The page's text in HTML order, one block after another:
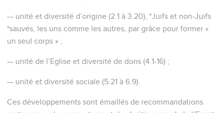
— unité et diversité d’origine (2.1 à 3.20), *Juifs et non-Juifs
*sauvés, les uns comme les autres, par grâce pour former «
un seul corps » ;
— unité de l’Eglise et diversité de dons (4.1-16) ;
— unité et diversité sociale (5.21 à 6.9).
Ces développements sont émaillés de recommandations